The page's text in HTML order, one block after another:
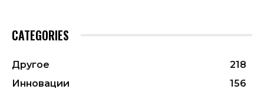
CATEGORIES
Другое
218
Инновации
156